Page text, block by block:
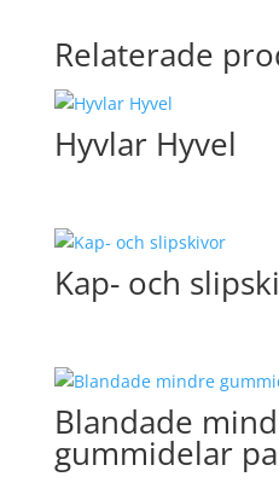
Relaterade
Hyvlar Hyvel
Kap- och
Blandade
gummidelar